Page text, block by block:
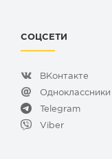
СОЦСЕТИ
ВКонтакте
Одноклассники
Telegram
Viber